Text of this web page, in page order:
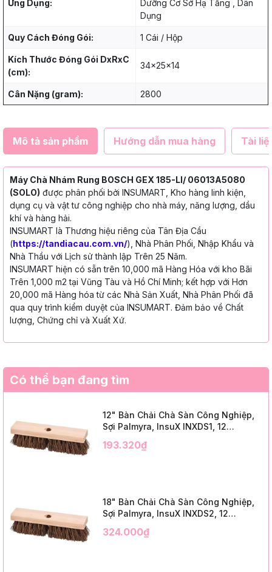
Ứng Dụng:
Dưỡng Cơ Sở Hạ Tầng , Dân
Dụng
Quy Cách Đóng Gói: 1 Cái / Hộp
Kích Thước Đóng Gói DxRxC
(cm):
34x25x14
Cân Nặng (gram): 2800
Mô tả sản phẩm Hướng dẫn mua hàng Tài
Máy Chà Nhám Rung BOSCH GEX 185-LI/ 06013A5080
(SOLO) được phân phối bởi INSUMART, Kho hàng linh kiện,
dụng cụ và vật tư công nghiệp cho nhà máy, năng lượng, dầu
khí và hàng hải.
INSUMART là Thương hiệu riêng của Tân Địa Cầu
(https://tandiacau.com.vn/), Nhà Phân Phối, Nhập Khẩu và
Nhà Thầu với Lịch sử thành lập Trên 25 Năm.
INSUMART hiện có sẵn trên 10,000 mã Hàng Hóa với kho Bãi
Trên 1,000 m2 tại Vũng Tàu và Hồ Chí Minh; kết hợp với Hơn
20,000 mã Hàng hóa từ các Nhà Sản Xuất, Nhà Phân Phối đã
qua quy trình kiểm duyệt của INSUMART. Đảm bảo về Chất
lượng, Chứng chỉ và Xuất Xứ.
Có thể bạn đang tìm
12" Bàn Chải Chà Sàn Công Nghiệp,
Sợi Palmyra, InsuX INXDS1, 12
Trim)
193.320₫
18" Bàn Chải Chà Sàn Công Nghiệp,
Sợi Palmyra, InsuX INXDS2, 12
Trim)
324.000₫